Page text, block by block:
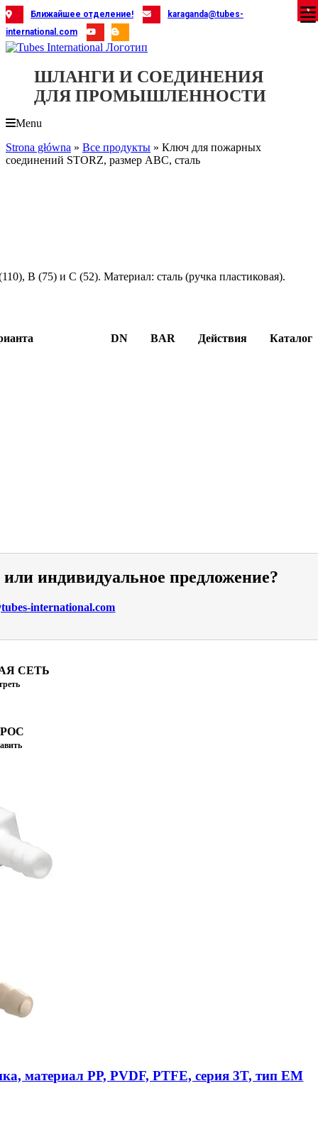
Skip
to
content
Ближайшее отделение!
karaganda@tubes-
international.com
ШЛАНГИ И СОЕДИНЕНИЯ
ДЛЯ ПРОМЫШЛЕННОСТИ
Menu
Strona główna » Все продукты » Ключ для пожарных
соединений STORZ, размер ABC, сталь
B (75) и C (52). Материал: сталь (ручка пластиковая).
DN BAR Действия Каталог
индивидуальное предложение?
international.com
СЕТЬ
материал PP, PVDF, PTFE, серия 3T, тип EM
X
X
X
X
X
X
X
X
X
X
X
X
X
X
X
X
X
X
X